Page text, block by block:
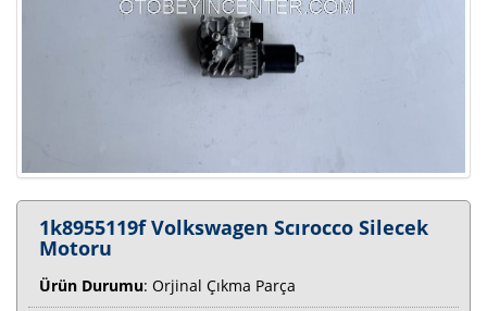
1k8955119f Volkswagen Scırocco Silecek
Motoru
Ürün Durumu: Orjinal Çıkma Parça